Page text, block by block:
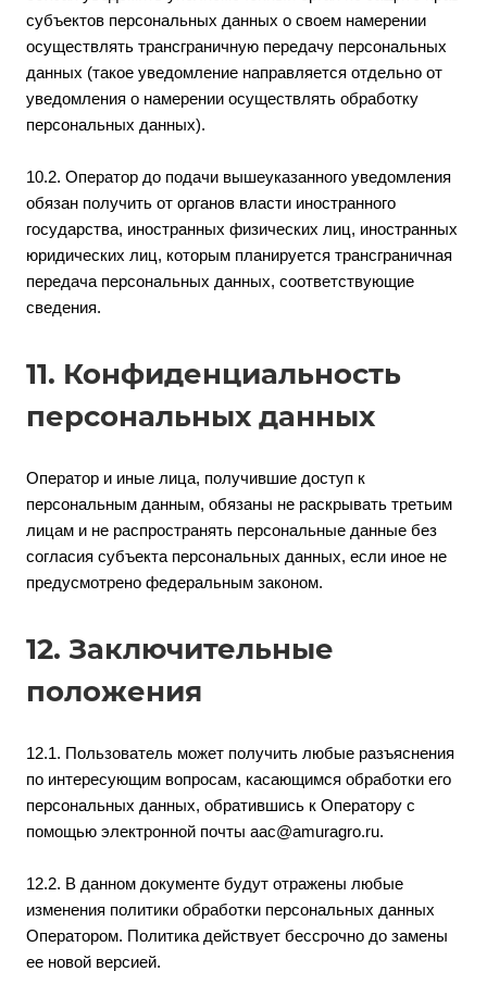
субъектов персональных данных о своем намерении
осуществлять трансграничную передачу персональных
данных (такое уведомление направляется отдельно от
уведомления о намерении осуществлять обработку
персональных данных).
10.2. Оператор до подачи вышеуказанного уведомления
обязан получить от органов власти иностранного
государства, иностранных физических лиц, иностранных
юридических лиц, которым планируется трансграничная
передача персональных данных, соответствующие
сведения.
11. Конфиденциальность
персональных данных
Оператор и иные лица, получившие доступ к
персональным данным, обязаны не раскрывать третьим
лицам и не распространять персональные данные без
согласия субъекта персональных данных, если иное не
предусмотрено федеральным законом.
12. Заключительные
положения
12.1. Пользователь может получить любые разъяснения
по интересующим вопросам, касающимся обработки его
персональных данных, обратившись к Оператору с
помощью электронной почты aac@amuragro.ru.
12.2. В данном документе будут отражены любые
изменения политики обработки персональных данных
Оператором. Политика действует бессрочно до замены
ее новой версией.